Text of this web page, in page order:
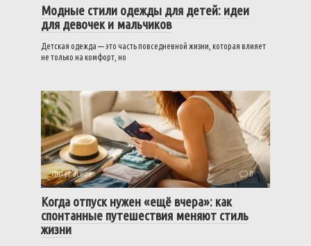
Модные стили одежды для детей: идеи
для девочек и мальчиков
Детская одежда — это часть повседневной жизни, которая влияет
не только на комфорт, но
Интересное 0
Когда отпуск нужен «ещё вчера»: как
спонтанные путешествия меняют стиль
жизни